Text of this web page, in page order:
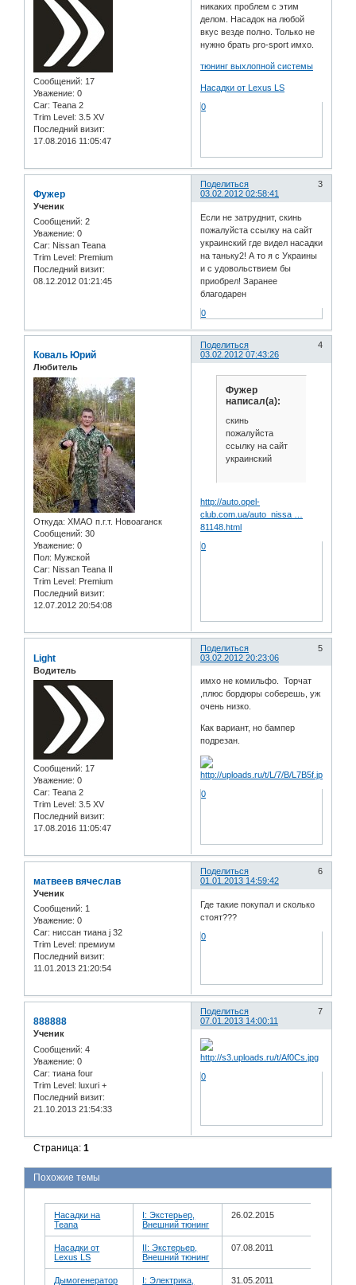
Сообщений: 17
Уважение: 0
Car: Teana 2
Trim Level: 3.5 XV
Последний визит:
17.08.2016 11:05:47
никаких проблем с этим
делом. Насадок на любой
вкус везде полно. Только не
нужно брать pro-sport имхо.
тюнинг выхлопной системы
Насадки от Lexus LS
0
Поделиться
3
03.02.2012 02:58:41
Фужер
Ученик
Сообщений: 2
Уважение: 0
Car: Nissan Teana
Trim Level: Premium
Последний визит:
08.12.2012 01:21:45
Если не затруднит, скинь
пожалуйста ссылку на сайт
украинский где видел насадки
на таньку2! А то я с Украины
и с удовольствием бы
приобрел! Заранее
благодарен
0
Поделиться
4
03.02.2012 07:43:26
Коваль Юрий
Любитель
Откуда: ХМАО п.г.т. Новоаганск
Сообщений: 30
Уважение: 0
Пол: Мужской
Car: Nissan Teana II
Trim Level: Premium
Последний визит:
12.07.2012 20:54:08
Фужер
написал(а):
скинь
пожалуйста
ссылку на сайт
украинский
http://auto.opel-
club.com.ua/auto_nissa …
81148.html
0
Поделиться
5
03.02.2012 20:23:06
Light
Водитель
Сообщений: 17
Уважение: 0
Car: Teana 2
Trim Level: 3.5 XV
Последний визит:
17.08.2016 11:05:47
имхо не комильфо. Торчат
,плюс бордюры соберешь, уж
очень низко.
Как вариант, но бампер
подрезан.
0
Поделиться
6
01.01.2013 14:59:42
матвеев вячеслав
Ученик
Сообщений: 1
Уважение: 0
Car: ниссан тиана j 32
Trim Level: премиум
Последний визит:
11.01.2013 21:20:54
Где такие покупал и сколько
стоят???
0
Поделиться
7
07.01.2013 14:00:11
888888
Ученик
Сообщений: 4
Уважение: 0
Car: тиана four
Trim Level: luxuri +
Последний визит:
21.10.2013 21:54:33
0
Страница:1
Похожие темы
Насадки на
Teana
I: Экстерьер,
Внешний тюнинг
26.02.2015
Насадки от
Lexus LS
II: Экстерьер,
Внешний тюнинг
07.08.2011
Дымогенератор I: Электрика, 31.05.2011